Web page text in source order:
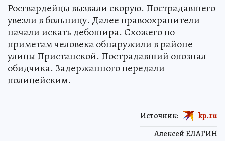
Росгвардейцы вызвали скорую. Пострадавшего
увезли в больницу. Далее правоохранители
начали искать дебошира. Схожего по
приметам человека обнаружили в районе
улицы Пристанской. Пострадавший опознал
обидчика. Задержанного передали
полицейским.
Алексей ЕЛАГИН
Источник: kp.ru